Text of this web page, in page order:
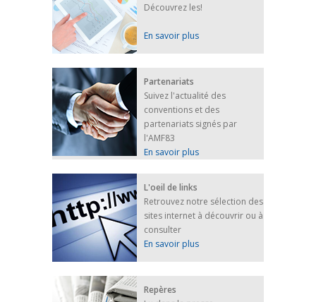
Découvrez les!
En savoir plus
Partenariats
Suivez l'actualité des
conventions et des
partenariats signés par
l'AMF83
En savoir plus
L'oeil de links
Retrouvez notre sélection des
sites internet à découvrir ou à
consulter
En savoir plus
Repères